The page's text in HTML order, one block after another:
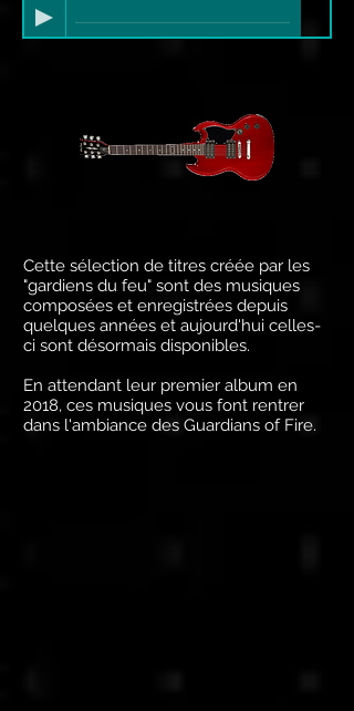
Cette sélection de titres créée par les
"gardiens du feu" sont des musiques
composées et enregistrées depuis
quelques années et aujourd'hui celles-
ci sont désormais disponibles.
En attendant leur premier album en
2018, ces musiques vous font rentrer
dans l'ambiance des Guardians of Fire.